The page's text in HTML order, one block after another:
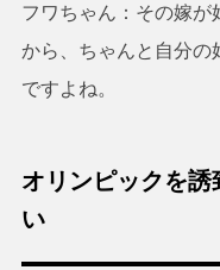
フワちゃん：その嫁が
から、ちゃんと自分の
ですよね。
オリンピックを
い